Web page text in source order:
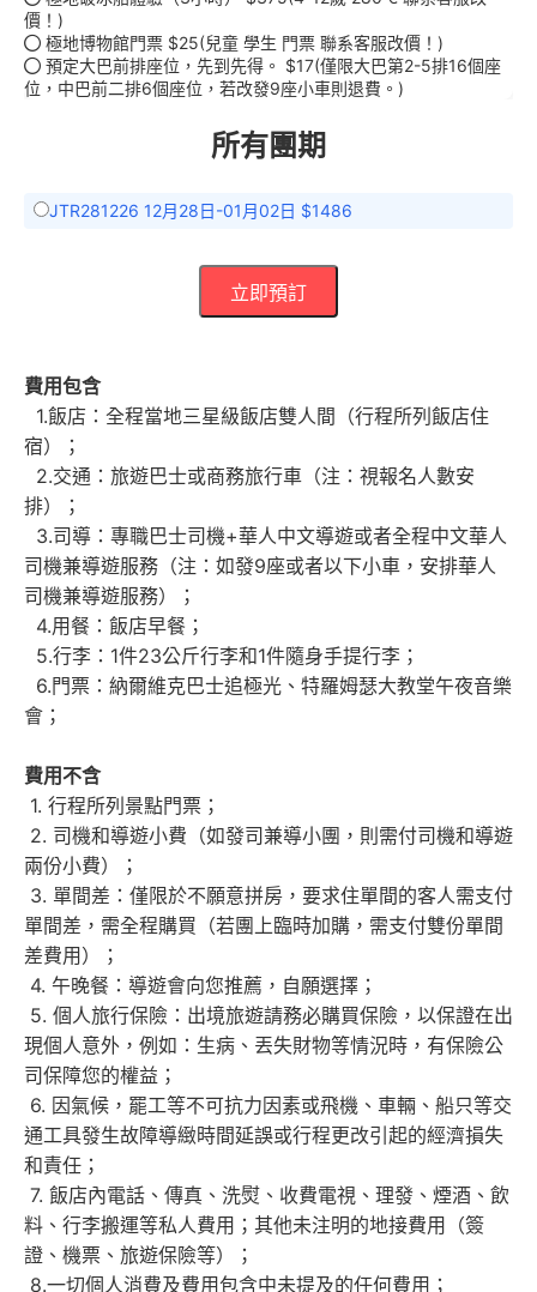
價！)
極地博物館門票 $25(兒童 學生 門票 聯系客服改價！)
預定大巴前排座位，先到先得。 $17(僅限大巴第2-5排16個座
位，中巴前二排6個座位，若改發9座小車則退費。)
所有團期
JTR281226 12月28日-01月02日 $1486
立即預訂
費用包含
1.飯店：全程當地三星級飯店雙人間（行程所列飯店住
宿）；
2.交通：旅遊巴士或商務旅行車（注：視報名人數安
排）；
3.司導：專職巴士司機+華人中文導遊或者全程中文華人
司機兼導遊服務（注：如發9座或者以下小車，安排華人
司機兼導遊服務）；
4.用餐：飯店早餐；
5.行李：1件23公斤行李和1件隨身手提行李；
6.門票：納爾維克巴士追極光、特羅姆瑟大教堂午夜音樂
會；
費用不含
1. 行程所列景點門票；
2. 司機和導遊小費（如發司兼導小團，則需付司機和導遊
兩份小費）；
3. 單間差：僅限於不願意拼房，要求住單間的客人需支付
單間差，需全程購買（若團上臨時加購，需支付雙份單間
差費用）；
4. 午晚餐：導遊會向您推薦，自願選擇；
5. 個人旅行保險：出境旅遊請務必購買保險，以保證在出
現個人意外，例如：生病、丟失財物等情況時，有保險公
司保障您的權益；
6. 因氣候，罷工等不可抗力因素或飛機、車輛、船只等交
通工具發生故障導緻時間延誤或行程更改引起的經濟損失
和責任；
7. 飯店內電話、傳真、洗熨、收費電視、理發、煙酒、飲
料、行李搬運等私人費用；其他未注明的地接費用（簽
證、機票、旅遊保險等）；
8.一切個人消費及費用包含中未提及的任何費用；